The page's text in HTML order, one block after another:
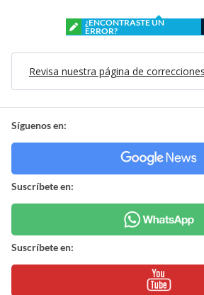
¿ENCONTRASTE UN
ERROR?
Revisa nuestra página de correcciones
Síguenos en:
Suscríbete en:
Suscríbete en: